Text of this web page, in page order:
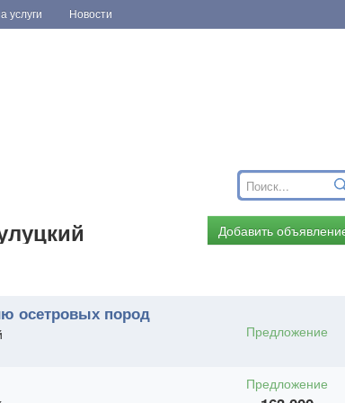
услуги Новости
Добавить
осетровых пород
Предложение
Предложение